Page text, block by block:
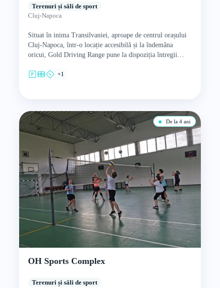
Terenuri și săli de sport
Cluj-Napoca
Situat în inima Transilvaniei, aproape de centrul orașului
Cluj-Napoca, într-o locație accesibilă și la îndemâna
oricui, Gold Driving Range pune la dispoziția întregii
+1
De la 4 ani
OH Sports Complex
Terenuri și săli de sport